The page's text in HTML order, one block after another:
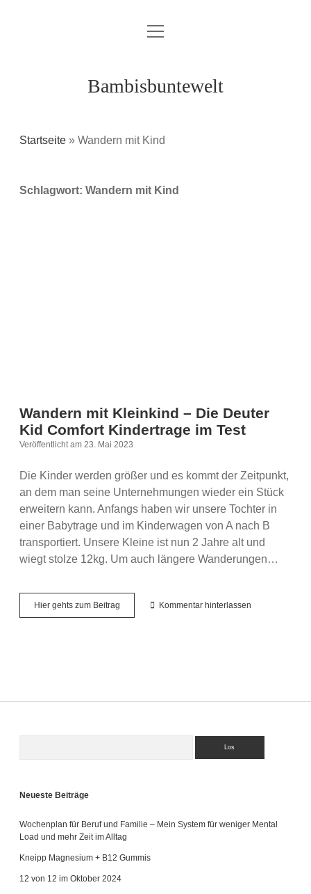
Über mich / Kontakt
Cookie-Richtlinie (EU)
Mail
Menü
Bambisbuntewelt
Startseite » Wandern mit Kind
Schlagwort: Wandern mit Kind
Wandern mit Kleinkind – Die Deuter
Kid Comfort Kindertrage im Test
Veröffentlicht am 23. Mai 2023
Die Kinder werden größer und es kommt der Zeitpunkt,
an dem man seine Unternehmungen wieder ein Stück
erweitern kann. Anfangs haben wir unsere Tochter in
einer Babytrage und im Kinderwagen von A nach B
transportiert. Unsere Kleine ist nun 2 Jahre alt und
wiegt stolze 12kg. Um auch längere Wanderungen…
Hier gehts zum Beitrag Wandern
mit
Kindertrage
Kommentar hinterlassen
Neueste Beiträge
Wochenplan für Beruf und Familie – Mein System für weniger Mental
Load und mehr Zeit im Alltag
Kneipp Magnesium + B12 Gummis
12 von 12 im Oktober 2024